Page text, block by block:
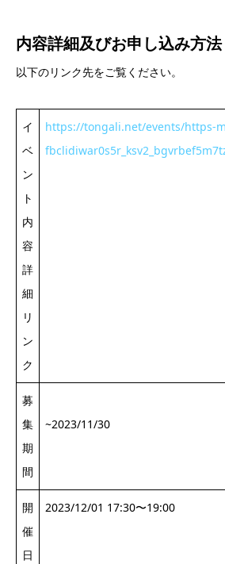
内容詳細及びお申し込み方法
以下のリンク先をご覧ください。
イ
ベ
ン
ト
内
容
詳
細
リ
ン
ク
https://tongali.net/events/https-
募
集
期
間
~2023/11/30
開
催
日
2023/12/01 17:30〜19:00